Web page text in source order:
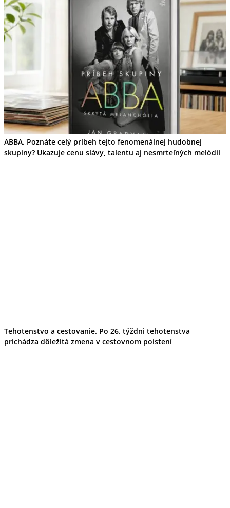
ABBA. Poznáte celý príbeh tejto fenomenálnej hudobnej
skupiny? Ukazuje cenu slávy, talentu aj nesmrteľných melódií
Tehotenstvo a cestovanie. Po 26. týždni tehotenstva
prichádza dôležitá zmena v cestovnom poistení